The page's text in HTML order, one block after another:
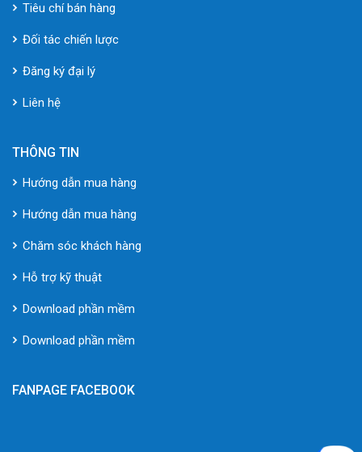
Tiêu chí bán hàng
Đối tác chiến lược
Đăng ký đại lý
Liên hệ
THÔNG TIN
Hướng dẫn mua hàng
Hướng dẫn mua hàng
Chăm sóc khách hàng
Hỗ trợ kỹ thuật
Download phần mềm
Download phần mềm
FANPAGE FACEBOOK